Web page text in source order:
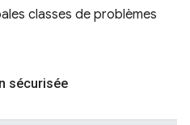
classes de problèmes
sécurisée